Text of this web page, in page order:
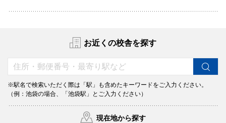
お近くの校舎を探す
※駅名で検索いただく際は「駅」も含めたキーワードをご入力ください。
（例：池袋の場合、「池袋駅」とご入力ください）
現在地から探す